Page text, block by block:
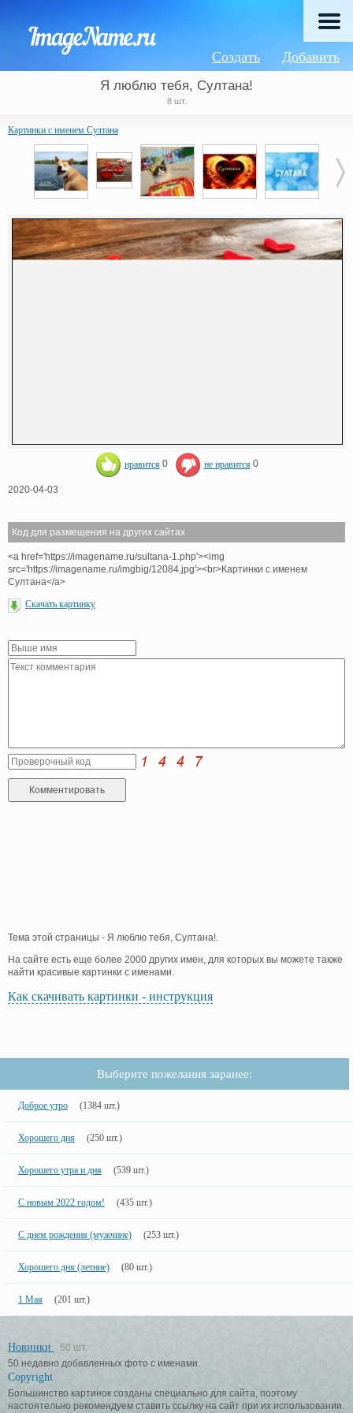
Добавить
Создать
Я люблю тебя, Султана!
8 шт.
Картинки с именем Султана
нравится 0 не нравится 0
2020-04-03
Код для размещения на других сайтах
<a href='https://imagename.ru/sultana-1.php'><img
src='https://imagename.ru/imgbig/12084.jpg'><br>Картинки с именем
Султана</a>
Скачать картинку
Тема этой страницы - Я люблю тебя, Султана!.
На сайте есть еще более 2000 других имен, для которых вы можете также
найти красивые картинки с именами.
Как скачивать картинки - инструкция
Выберите пожелания заранее:
Доброе утро (1384 шт.)
Хорошего дня (250 шт.)
Хорошего утра и дня (539 шт.)
С новым 2022 годом! (435 шт.)
С днем рождения (мужчине) (253 шт.)
Хорошего дня (летние) (80 шт.)
1 Мая (201 шт.)
Новинки
50 шт.
50 недавно добавленных фото с именами.
Copyright
Большинство картинок созданы специально для сайта, поэтому
настоятельно рекомендуем ставить ссылку на сайт при их использовании.